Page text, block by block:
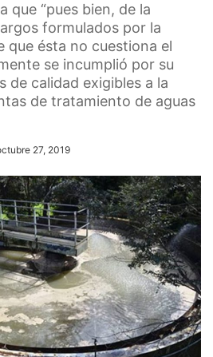
que “pues bien, de la
formulados por la
que ésta no cuestiona el
se incumplió por su
de calidad exigibles a la
de tratamiento de aguas
27, 2019